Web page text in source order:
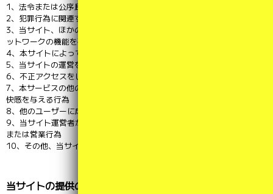
1、法令または公序良俗に違反する行為
2、犯罪行為に関連する行為
3、当サイト、ほかのユーザー、またはその他第三者のサーバーまたはネ
ットワークの機能を破壊したり、妨害したりする行為
4、本サイトによって得られた情報を商業的に利用する行為
5、当サイトの運営を妨害するおそれのある行為
6、不正アクセスをし、またはこれを試みる行為
7、本サービスの他のユーザーまたはその他の第三者に不利益、損害、不
快感を与える行為
8、他のユーザーに成りすます行為
9、当サイト運営者が許諾しない当サイトを利用した宣伝、広告、勧誘、
または営業行為
10、その他、当サイトを運営するにあたり不適切と判断する行為
当サイトの提供の停止等